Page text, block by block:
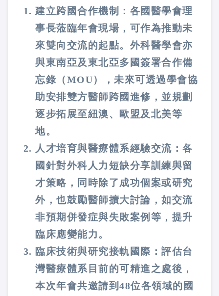
建立跨國合作機制：各國醫學會理
事長蒞臨年會現場，可作為推動未
來雙向交流的起點。外科醫學會亦
與東南亞及東北亞多國簽署合作備
忘錄（MOU），未來可透過學會協
助安排雙方醫師跨國進修，並規劃
逐步拓展至紐澳、歐盟及北美等
地。
人才培育與醫療體系經驗交流：各
國針對外科人力短缺分享訓練與留
才策略，同時除了成功個案或研究
外，也鼓勵醫師擴大討論，如交流
非預期併發症與失敗案例等，提升
臨床應變能力。
臨床技術與研究接軌國際：評估台
灣醫療體系目前的可精進之處後，
本次年會共邀請到48位各領域的國